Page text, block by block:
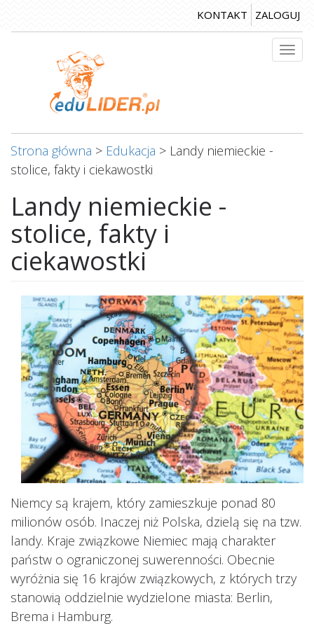
do
KONTAKT ZALOGUJ
Strona główna > Edukacja > Landy niemieckie -
stolice, fakty i ciekawostki
Landy niemieckie -
stolice, fakty i
ciekawostki
Niemcy są krajem, który zamieszkuje ponad 80
milionów osób. Inaczej niż Polska, dzielą się na tzw.
landy. Kraje związkowe Niemiec mają charakter
państw o ograniczonej suwerenności. Obecnie
wyróżnia się 16 krajów związkowych, z których trzy
stanowią oddzielnie wydzielone miasta: Berlin,
Brema i Hamburg.